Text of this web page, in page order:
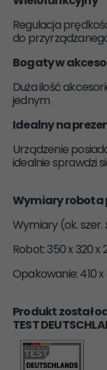
Regulacja
do
Bogaty w
Duża ilość
jednym
Idealny na
Urządzenie
idealnie sprawdzi
Wymiary robota
Wymiary (ok. szer.
Robot: 350 x 320 x
Opakowanie: 410
Produkt został
TEST